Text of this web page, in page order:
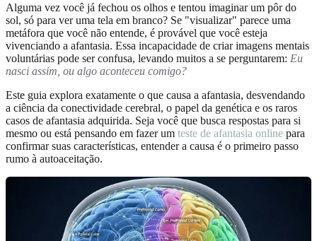
Alguma vez você já fechou os olhos e tentou imaginar um pôr do
sol, só para ver uma tela em branco? Se "visualizar" parece uma
metáfora que você não entende, é provável que você esteja
vivenciando a afantasia. Essa incapacidade de criar imagens mentais
voluntárias pode ser confusa, levando muitos a se perguntarem: Eu
nasci assim, ou algo aconteceu comigo?
Este guia explora exatamente o que causa a afantasia, desvendando
a ciência da conectividade cerebral, o papel da genética e os raros
casos de afantasia adquirida. Seja você que busca respostas para si
mesmo ou está pensando em fazer um teste de afantasia online para
confirmar suas características, entender a causa é o primeiro passo
rumo à autoaceitação.